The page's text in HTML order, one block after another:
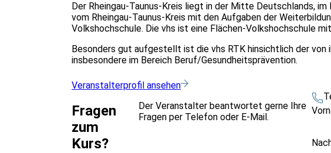
Der Rheingau-Taunus-Kreis liegt in der Mitte Deutschlands,
vom Rheingau-Taunus-Kreis mit den Aufgaben der
Volkshochschule. Die vhs ist eine Flächen-Volkshochschule
Besonders gut aufgestellt ist die vhs RTK hinsichtlich der von
insbesondere im Bereich Beruf/Gesundheitsprävention.
Veranstalterprofil ansehen
Fragen
zum
Kurs?
Der Veranstalter beantwortet gerne Ihre
Fragen per Telefon oder E-Mail.